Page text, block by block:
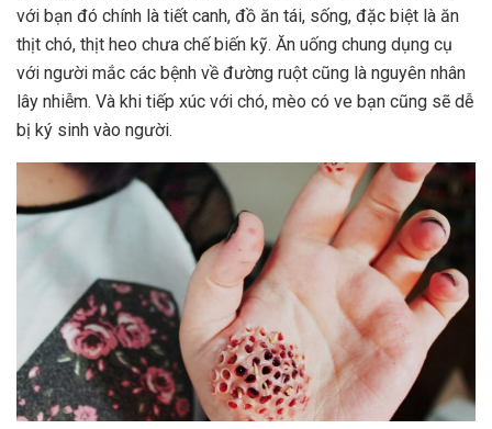
với bạn đó chính là tiết canh, đồ ăn tái, sống, đặc biệt là ăn
thịt chó, thịt heo chưa chế biến kỹ. Ăn uống chung dụng cụ
với người mắc các bệnh về đường ruột cũng là nguyên nhân
lây nhiễm. Và khi tiếp xúc với chó, mèo có ve bạn cũng sẽ dễ
bị ký sinh vào người.